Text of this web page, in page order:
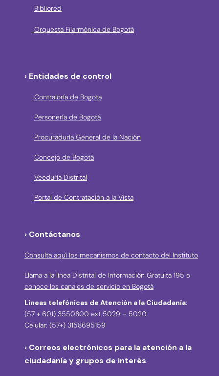
Bibliored
Orquesta Filarmónica de Bogotá
› Entidades de control
Contraloría de Bogota
Personería de Bogotá
Procuraduría General de la Nación
Concejo de Bogotá
Veeduría Distrital
Portal de Contratación a la Vista
› Contáctanos
Consulta aquí los mecanismos de contacto del Instituto
Llama a la línea Distrital de Información Gratuita 195 o
conoce los canales de servicio en Bogotá
Líneas telefónicas de Atención a la Ciudadanía:
(57 + 601) 3550800 ext 5029 – 5020
Celular: (57+) 3158695159
› Correos electrónicos para la atención a la
ciudadanía y grupos de interés